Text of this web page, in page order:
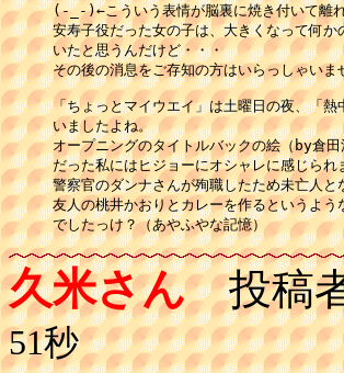
(-_-)←こういう表情が脳裏に焼き付いて離
安寿子役だった女の子は、大きくなって何か
いたと思うんだけど・・・
その後の消息をご存知の方はいらっしゃいま
「ちょっとマイウエイ」は土曜日の夜、「熱
いましたよね。
オープニングのタイトルバックの絵（by倉
だった私にはヒジョーにオシャレに感じられ
警察官のダンナさんが殉職したため未亡人と
友人の桃井かおりとカレーを作るというよう
でしたっけ？（あやふやな記憶）
久米さん投稿
51秒